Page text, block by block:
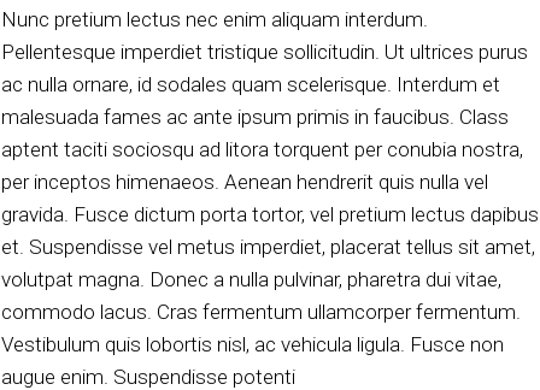
Nunc pretium lectus nec enim aliquam interdum.
Pellentesque imperdiet tristique sollicitudin. Ut ultrices purus
ac nulla ornare, id sodales quam scelerisque. Interdum et
malesuada fames ac ante ipsum primis in faucibus. Class
aptent taciti sociosqu ad litora torquent per conubia nostra,
per inceptos himenaeos. Aenean hendrerit quis nulla vel
gravida. Fusce dictum porta tortor, vel pretium lectus dapibus
et. Suspendisse vel metus imperdiet, placerat tellus sit amet,
volutpat magna. Donec a nulla pulvinar, pharetra dui vitae,
commodo lacus. Cras fermentum ullamcorper fermentum.
Vestibulum quis lobortis nisl, ac vehicula ligula. Fusce non
augue enim. Suspendisse potenti